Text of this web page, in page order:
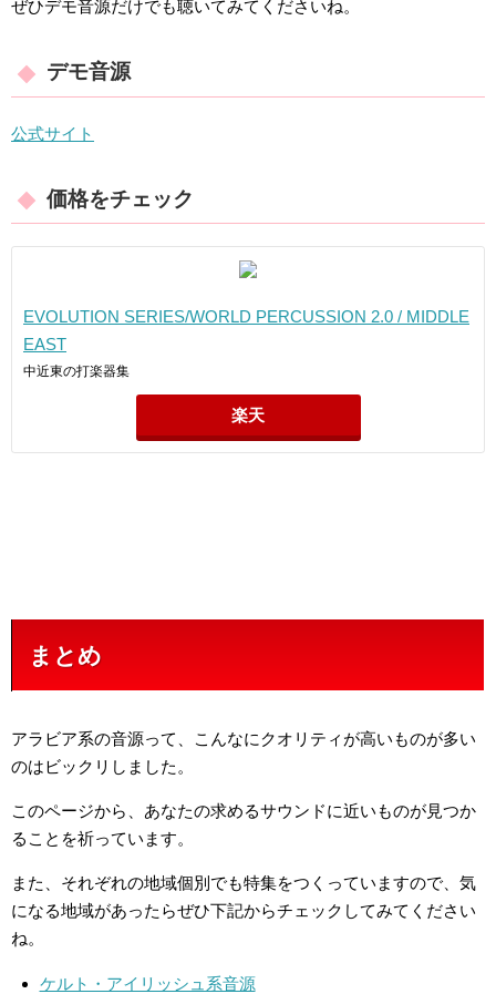
ぜひデモ音源だけでも聴いてみてくださいね。
デモ音源
公式サイト
価格をチェック
EVOLUTION SERIES/WORLD PERCUSSION 2.0 / MIDDLE
EAST
中近東の打楽器集
楽天
まとめ
アラビア系の音源って、こんなにクオリティが高いものが多い
のはビックリしました。
このページから、あなたの求めるサウンドに近いものが見つか
ることを祈っています。
また、それぞれの地域個別でも特集をつくっていますので、気
になる地域があったらぜひ下記からチェックしてみてください
ね。
ケルト・アイリッシュ系音源